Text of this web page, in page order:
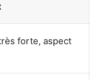
forte, aspect